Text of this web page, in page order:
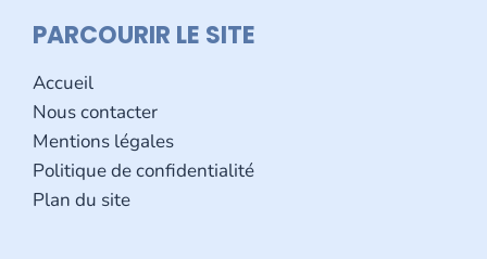
PARCOURIR LE SITE
Accueil
Nous contacter
Mentions légales
Politique de confidentialité
Plan du site